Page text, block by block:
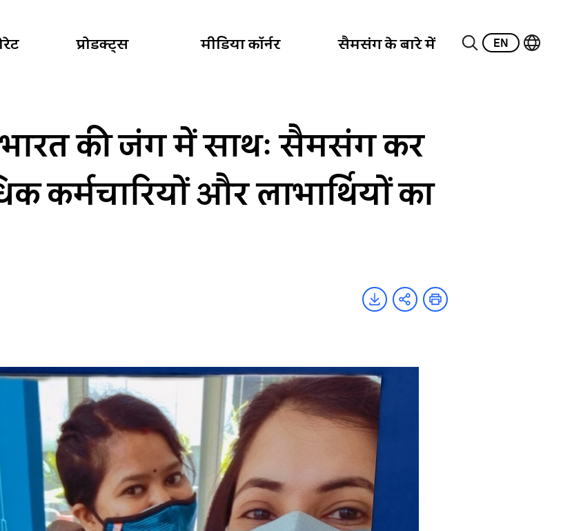
प्रोडक्ट्स मीडिया कॉर्नर सैमसंग के बारे में EN
की जंग में साथः सैमसंग कर
कर्मचारियों और लाभार्थियों का